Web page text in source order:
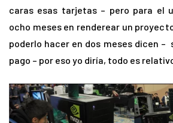
caras esas tarjetas – pero para el
ocho meses en renderear un
poderlo hacer en dos meses dicen –
pago – por eso yo diría, todo es